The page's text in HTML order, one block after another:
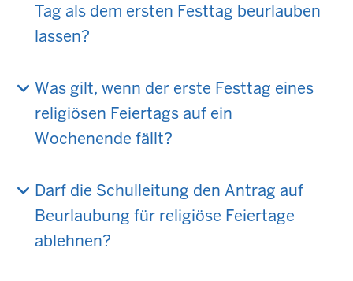
Tag als dem ersten Festtag beurlauben
lassen?
Was gilt, wenn der erste Festtag eines
religiösen Feiertags auf ein
Wochenende fällt?
Darf die Schulleitung den Antrag auf
Beurlaubung für religiöse Feiertage
ablehnen?